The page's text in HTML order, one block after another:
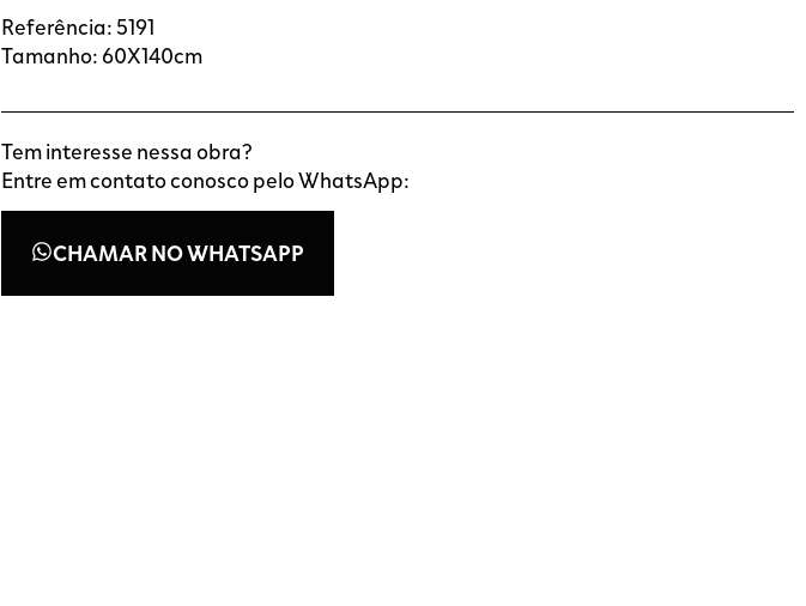
Referência: 5191
Tamanho: 60X140cm
Tem interesse nessa obra?
Entre em contato conosco pelo WhatsApp:
CHAMAR NO WHATSAPP